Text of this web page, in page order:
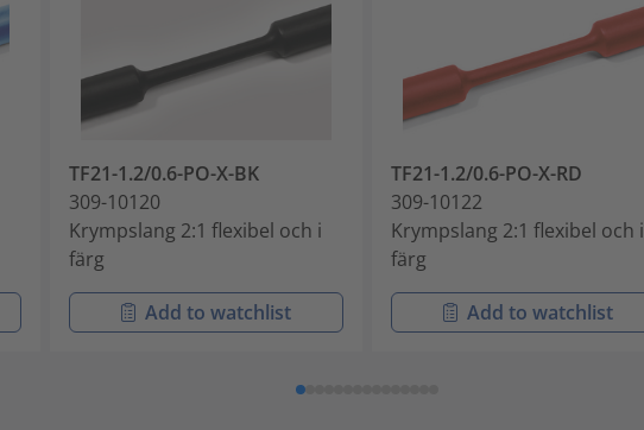
TF21-1.2/0.6-PO-X-BK
309-10120
Krympslang 2:1 flexibel och i
färg
Add to watchlist
TF21-1.2/0.6-PO-X-RD
309-10122
Krympslang 2:1 flexibel och i
färg
Add to watchlist